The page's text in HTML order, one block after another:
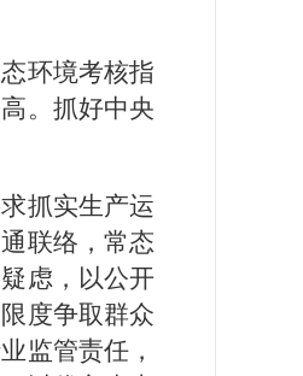
环境考核指
。抓好中央
抓实生产运
联络，常态
虑，以公开
度争取群众
监管责任，